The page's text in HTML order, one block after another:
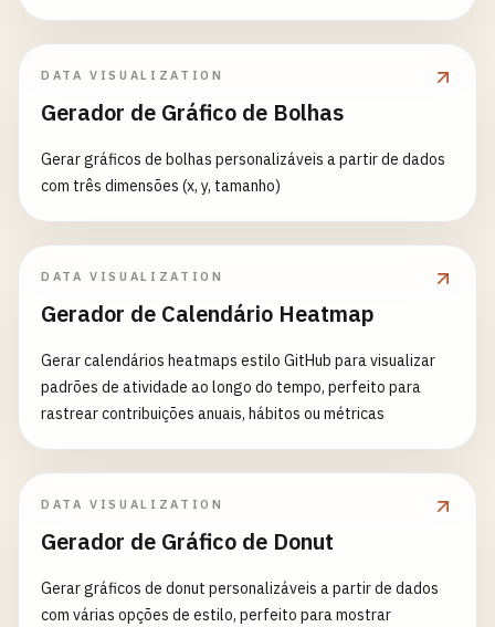
DATA VISUALIZATION
Gerador de Gráfico de Bolhas
Gerar gráficos de bolhas personalizáveis a partir de dados
com três dimensões (x, y, tamanho)
DATA VISUALIZATION
Gerador de Calendário Heatmap
Gerar calendários heatmaps estilo GitHub para visualizar
padrões de atividade ao longo do tempo, perfeito para
rastrear contribuições anuais, hábitos ou métricas
DATA VISUALIZATION
Gerador de Gráfico de Donut
Gerar gráficos de donut personalizáveis a partir de dados
com várias opções de estilo, perfeito para mostrar